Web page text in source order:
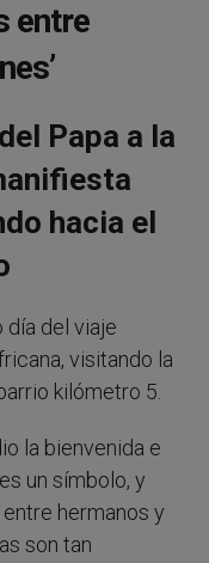
entre
Papa a la
hacia el
día del viaje
visitando la
kilómetro 5.
la bienvenida e
un símbolo, y
hermanos y
son tan